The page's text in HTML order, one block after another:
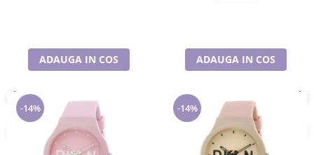
ADAUGA IN COS ADAUGA IN COS
-14% -14%